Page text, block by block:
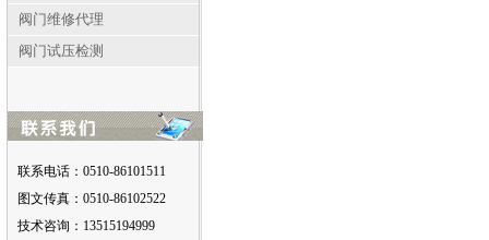
阀门维修代理
阀门试压检测
联系电话：0510-86101511
图文传真：0510-86102522
技术咨询：13515194999